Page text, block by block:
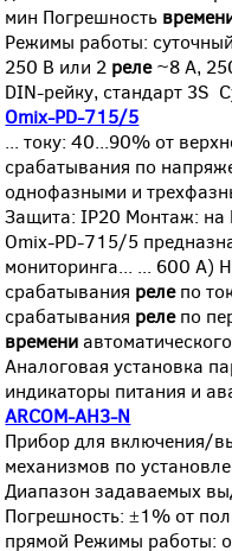
мин Погрешность
Режимы работы:
250 В или 2 реле~8 А,
DIN-рейку, стандарт 3S
Omix-PD-715/5
... току: 40...90% от
срабатывания по
однофазными и
Защита: IP20 Монтаж: на
Omix-PD-715/5
мониторинга... ... 600 А)
срабатывания релепо
срабатывания релепо
времени
Аналоговая установка
индикаторы питания и
ARCOM-AH3-N
Прибор для включения/
механизмов по
Диапазон задаваемых
Погрешность: ±1% от
прямой Режимы работы: